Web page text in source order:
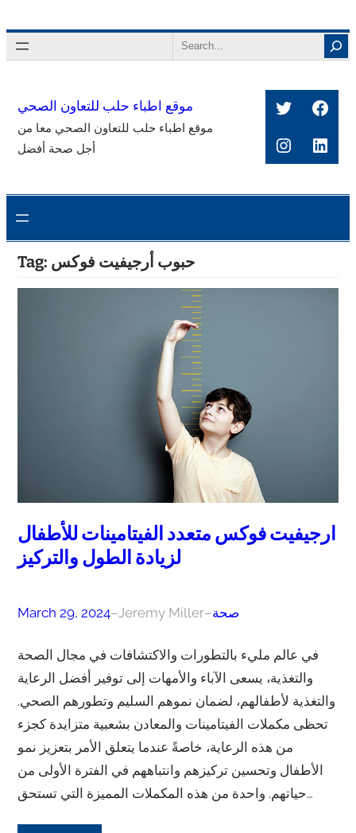
to
content
Search
موقع اطباء حلب للتعاون الصحي
موقع اطباء حلب للتعاون الصحي معا من
أجل صحة أفضل
Twitter
Tag: حبوب أرجيفيت فوكس
ارجيفيت فوكس متعدد الفيتامينات للأطفال
لزيادة الطول والتركيز
March 29, 2024–Jeremy Miller–صحة
في عالم مليء بالتطورات والاكتشافات في مجال الصحة
والتغذية، يسعى الآباء والأمهات إلى توفير أفضل الرعاية
والتغذية لأطفالهم، لضمان نموهم السليم وتطورهم الصحي.
تحظى مكملات الفيتامينات والمعادن بشعبية متزايدة كجزء
من هذه الرعاية، خاصةً عندما يتعلق الأمر بتعزيز نمو
الأطفال وتحسين تركيزهم وانتباههم في الفترة الأولى من
حياتهم. واحدة من هذه المكملات المميزة التي تستحق…